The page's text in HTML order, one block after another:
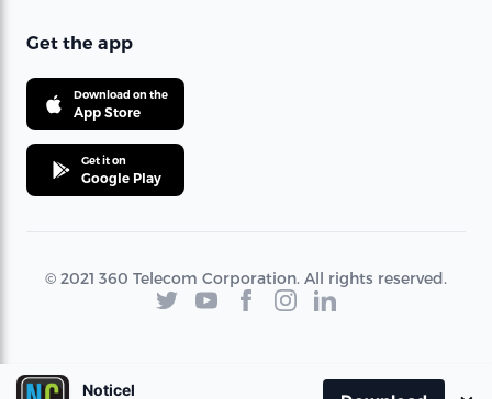
Get the app
Download on the
App Store
Get it on
Google Play
© 2021 360 Telecom Corporation. All rights reserved.
Noticel